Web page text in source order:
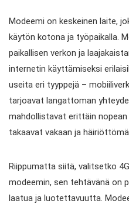
Modeemi on keskeinen laite,
käytön kotona ja työpaikalla.
paikallisen verkon ja
internetin käyttämiseksi
useita eri tyyppejä –
tarjoavat langattoman
mahdollistavat erittäin
takaavat vakaan ja
Riippumatta siitä, valitsetko
modeemin, sen tehtävänä on
laatua ja luotettavuutta.